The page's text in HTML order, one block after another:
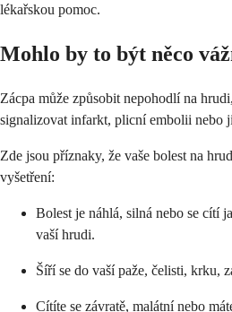
lékařskou pomoc.
Mohlo by to být něco
Zácpa může způsobit nepohodlí na
signalizovat infarkt, plicní embolii nebo
Zde jsou příznaky, že vaše bolest na
vyšetření:
Bolest je náhlá, silná nebo se cítí
vaší hrudi.
Šíří se do vaší paže, čelisti, krku,
Cítíte se závratě, malátní nebo